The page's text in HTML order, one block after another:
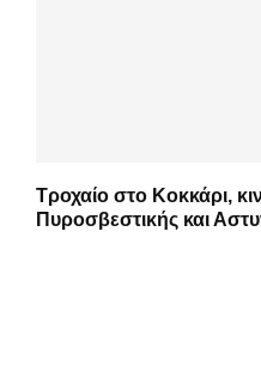
Τροχαίο στο Κοκκάρι,
Πυροσβεστικής και